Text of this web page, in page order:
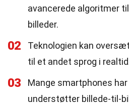
avancerede algoritmer
billeder.
02
Teknologien kan
til et andet sprog i
03
Mange smartphones
understøtter billede-til-